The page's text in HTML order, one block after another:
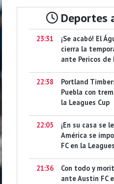
Deportes
23:31
¡Se acabó! El
cierra la
ante Pericos de
22:38
Portland
Puebla con
la Leagues Cup
22:05
¡En su casa se
América se
FC en la
21:36
Con todo y
ante Austin FC